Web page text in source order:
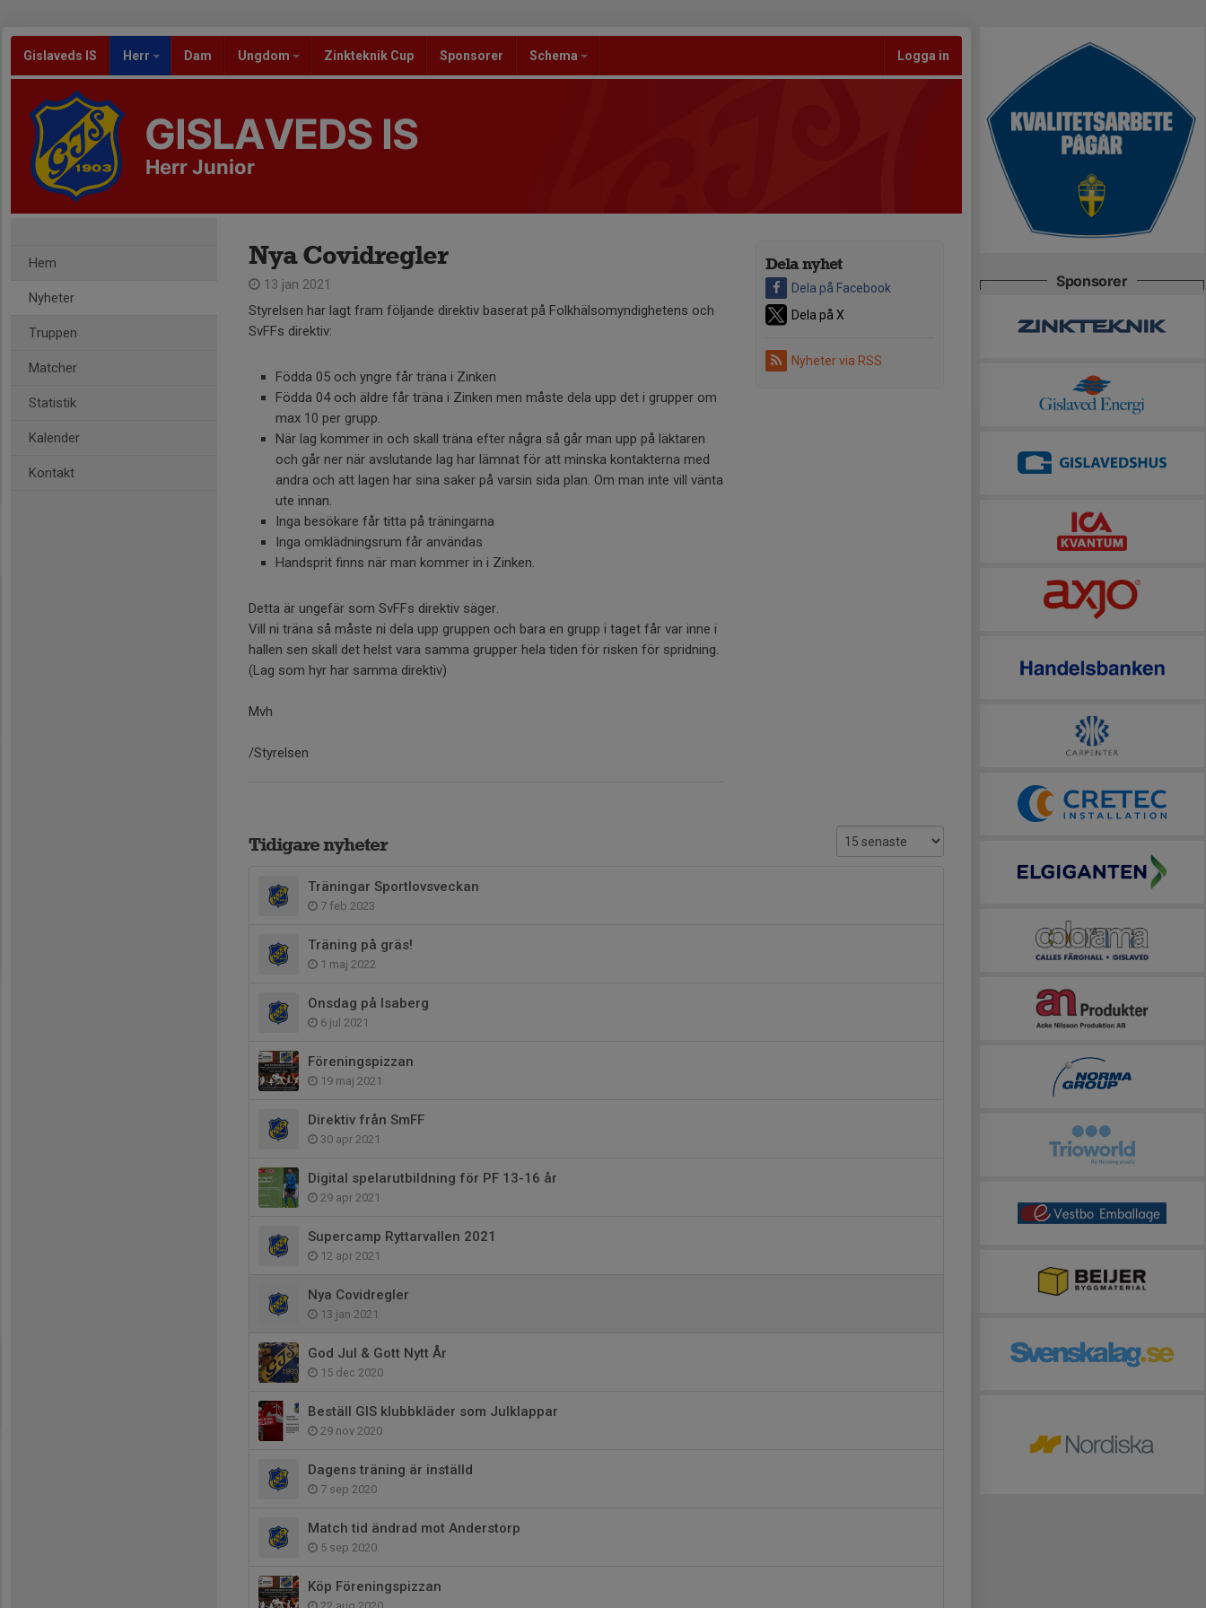
Gislaveds IS Herr Dam Ungdom Zinkteknik Cup Sponsorer Schema Logga in
GISLAVEDS IS
Herr Junior
Hem
Nyheter
Truppen
Matcher
Statistik
Kalender
Kontakt
Dela nyhet
Dela på Facebook
Dela på X
Nyheter via RSS
Nya Covidregler
13 jan 2021
Styrelsen har lagt fram följande direktiv baserat på Folkhälsomyndighetens och
SvFFs direktiv:
Födda 05 och yngre får träna i Zinken
Födda 04 och äldre får träna i Zinken men måste dela upp det i grupper om
max 10 per grupp.
När lag kommer in och skall träna efter några så går man upp på läktaren
och går ner när avslutande lag har lämnat för att minska kontakterna med
andra och att lagen har sina saker på varsin sida plan. Om man inte vill vänta
ute innan.
Inga besökare får titta på träningarna
Inga omklädningsrum får användas
Handsprit finns när man kommer in i Zinken.
Detta är ungefär som SvFFs direktiv säger.
Vill ni träna så måste ni dela upp gruppen och bara en grupp i taget får var inne i
hallen sen skall det helst vara samma grupper hela tiden för risken för spridning.
(Lag som hyr har samma direktiv)
Mvh
/Styrelsen
Tidigare nyheter
Träningar Sportlovsveckan
7 feb 2023
Träning på gräs!
1 maj 2022
Onsdag på Isaberg
6 jul 2021
Föreningspizzan
19 maj 2021
Direktiv från SmFF
30 apr 2021
Digital spelarutbildning för PF 13-16 år
29 apr 2021
Supercamp Ryttarvallen 2021
12 apr 2021
Nya Covidregler
13 jan 2021
God Jul & Gott Nytt År
15 dec 2020
Beställ GIS klubbkläder som Julklappar
29 nov 2020
Dagens träning är inställd
7 sep 2020
Match tid ändrad mot Anderstorp
5 sep 2020
Köp Föreningspizzan
Sponsorer